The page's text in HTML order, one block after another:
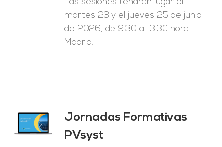
Las sesiones tendrán lugar el
martes 23 y el jueves 25 de junio
de 2026, de 9:30 a 13:30 hora
Madrid.
Jornadas Formativas
PVsyst